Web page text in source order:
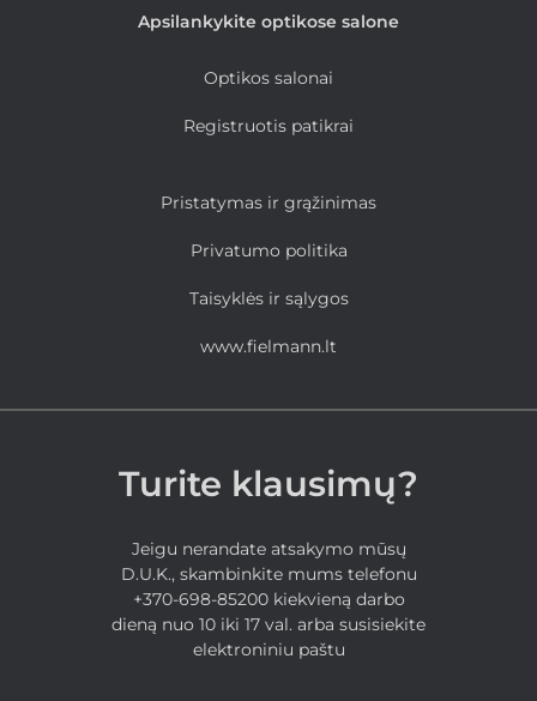
Apsilankykite optikose salone
Optikos salonai
Registruotis patikrai
Pristatymas ir grąžinimas
Privatumo politika
Taisyklės ir sąlygos
www.fielmann.lt
Turite klausimų?
Jeigu nerandate atsakymo mūsų
D.U.K., skambinkite mums telefonu
+370-698-85200 kiekvieną darbo
dieną nuo 10 iki 17 val. arba susisiekite
elektroniniu paštu